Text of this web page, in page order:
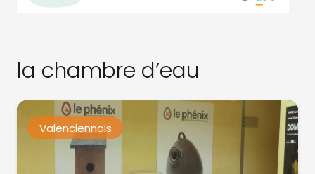
la chambre d’eau
Valenciennois